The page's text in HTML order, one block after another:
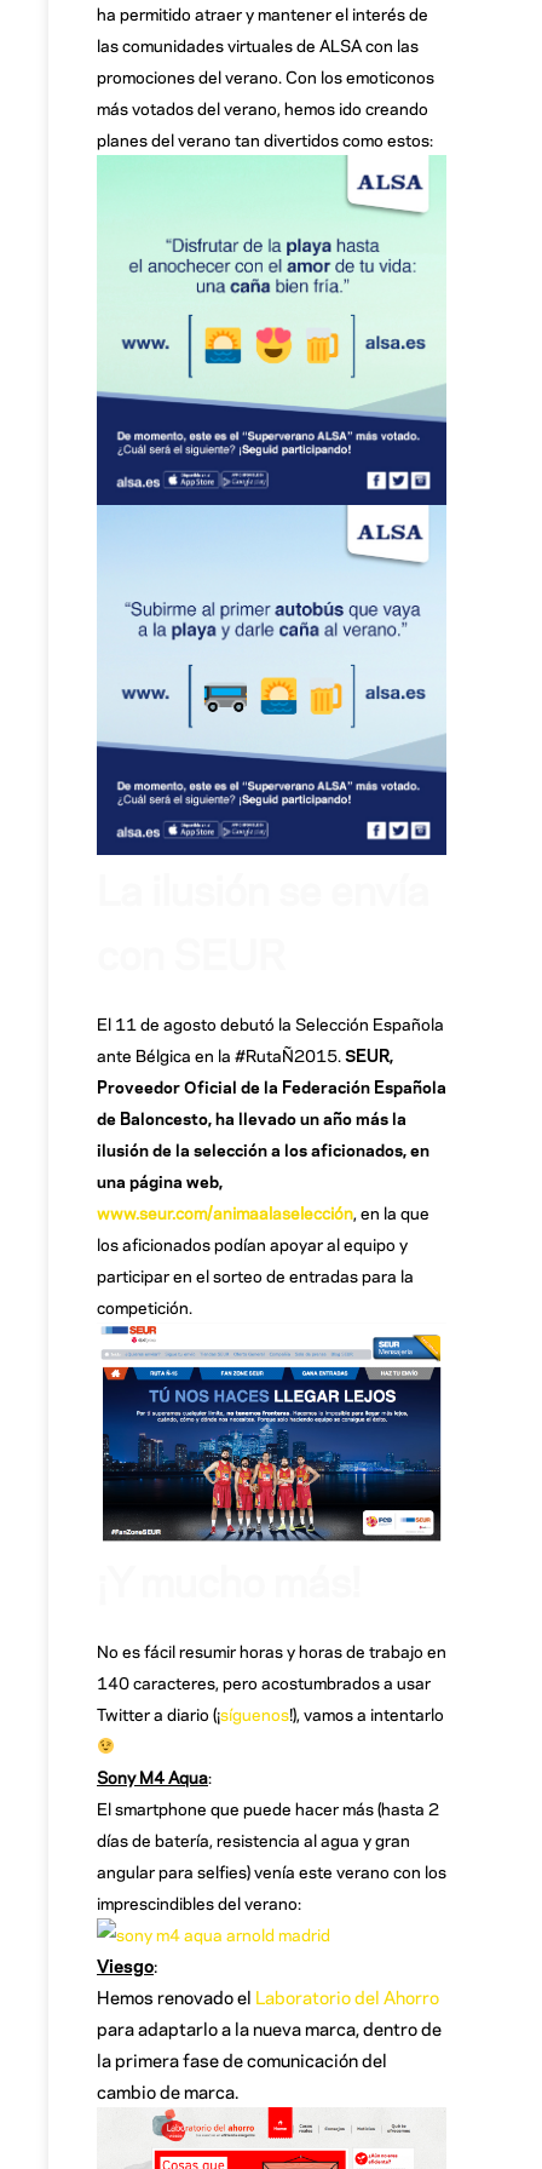
ha permitido atraer y mantener el interés de
las comunidades virtuales de ALSA con las
promociones del verano. Con los emoticonos
más votados del verano, hemos ido creando
planes del verano tan divertidos como estos:
El 11 de agosto debutó la Selección Española
ante Bélgica en la #RutaÑ2015.SEUR,
Proveedor Oficial de la Federación Española
de Baloncesto, ha llevado un año más la
ilusión de la selección a los aficionados, en
una página web,
www.seur.com/animaalaselección, en la que
los aficionados podían apoyar al equipo y
participar en el sorteo de entradas para la
competición.
No es fácil resumir horas y horas de trabajo en
140 caracteres, pero acostumbrados a usar
Twitter a diario (¡síguenos!), vamos a intentarlo
Sony M4 Aqua:
El smartphone que puede hacer más (hasta 2
días de batería, resistencia al agua y gran
angular para selfies) venía este verano con los
imprescindibles del verano:
Viesgo:
Hemos renovado el Laboratorio del Ahorro
para adaptarlo a la nueva marca, dentro de
la primera fase de comunicación del
cambio de marca.